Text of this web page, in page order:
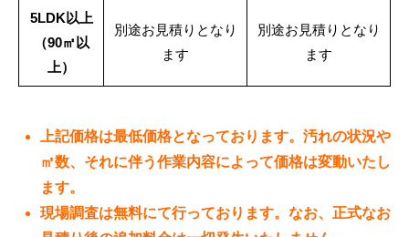
5LDK以上
（90㎡以
上）
別途お見積りとなり
ます
別途お見積りとなり
ます
上記価格は最低価格となっております。汚れの状況や
㎡数、それに伴う作業内容によって価格は変動いたし
ます。
現場調査は無料にて行っております。なお、正式なお